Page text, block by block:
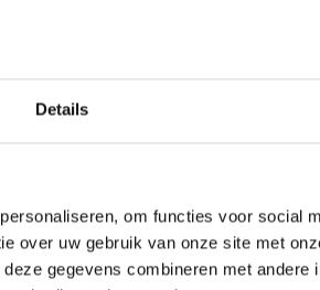
Details
om functies voor social
over uw gebruik van onze site met
gegevens combineren met andere